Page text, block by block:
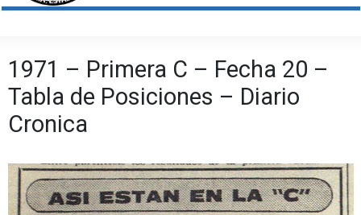
1971 – Primera C – Fecha 20 –
Tabla de Posiciones – Diario
Cronica